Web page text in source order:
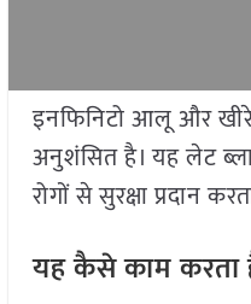
इनफिनिटो आलू और
अनुशंसित है। यह लेट
रोगों से सुरक्षा प्रदान
यह कैसे काम करता